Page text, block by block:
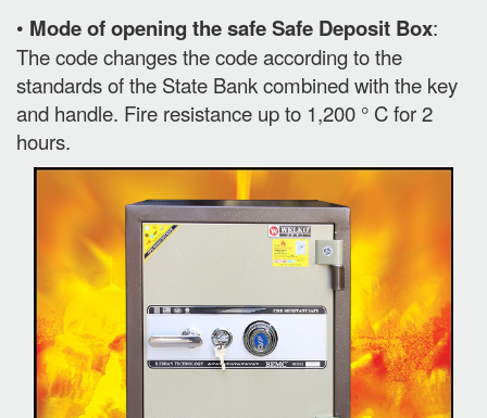
• Mode of opening the safe Safe Deposit Box:
The code changes the code according to the
standards of the State Bank combined with the key
and handle. Fire resistance up to 1,200 ° C for 2
hours.